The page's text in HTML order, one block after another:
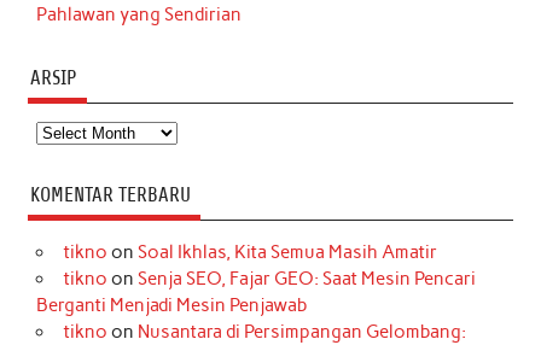
Pahlawan yang Sendirian
ARSIP
Arsip
KOMENTAR TERBARU
tikno on Soal Ikhlas, Kita Semua Masih Amatir
tikno on Senja SEO, Fajar GEO: Saat Mesin Pencari
Berganti Menjadi Mesin Penjawab
tikno on Nusantara di Persimpangan Gelombang: